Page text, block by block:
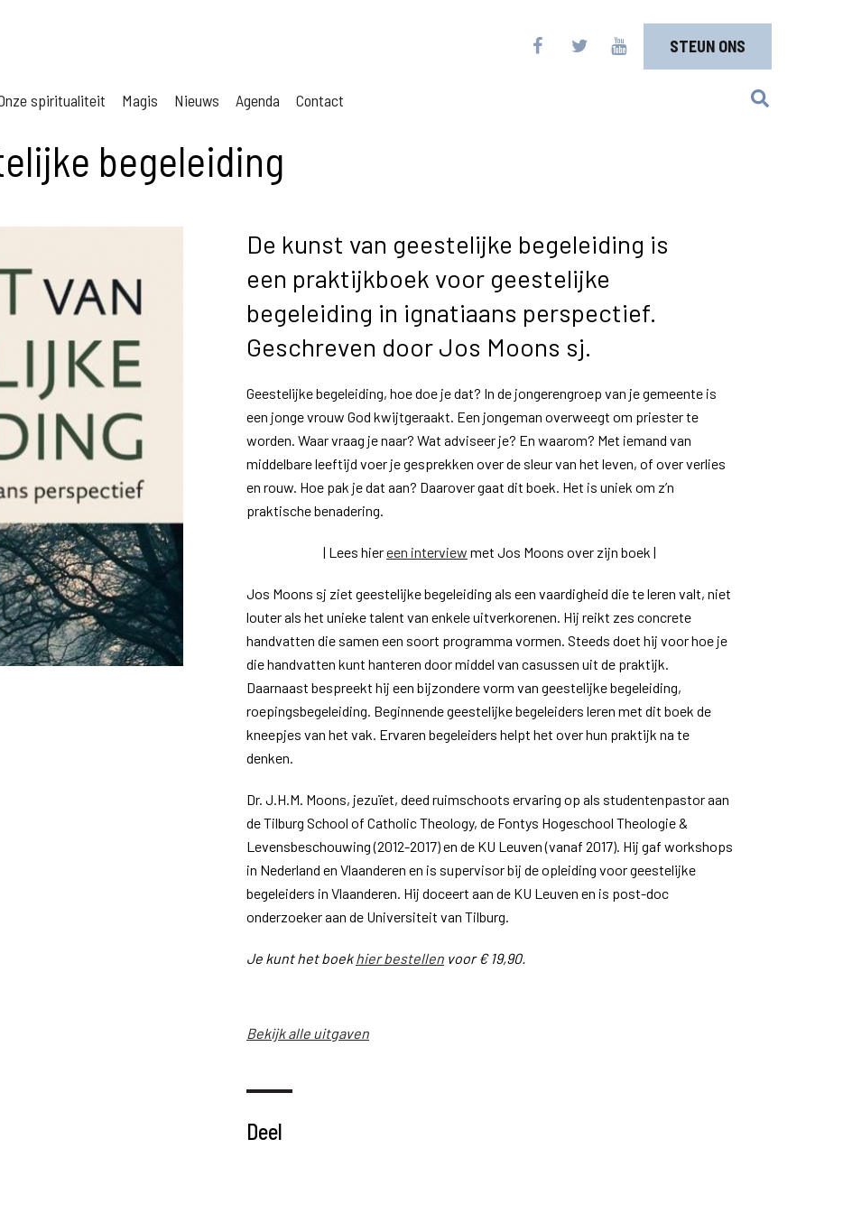
STEUN ONS
spiritualiteit Magis Nieuws Agenda Contact
begeleiding
De kunst van geestelijke begeleiding is
een praktijkboek voor geestelijke
begeleiding in ignatiaans perspectief.
Geschreven door Jos Moons sj.
Geestelijke begeleiding, hoe doe je dat? In de jongerengroep van je gemeente is
een jonge vrouw God kwijtgeraakt. Een jongeman overweegt om priester te
worden. Waar vraag je naar? Wat adviseer je? En waarom? Met iemand van
middelbare leeftijd voer je gesprekken over de sleur van het leven, of over verlies
en rouw. Hoe pak je dat aan? Daarover gaat dit boek. Het is uniek om z’n
praktische benadering.
| Lees hiereen interview met Jos Moons over zijn boek |
Jos Moons sj ziet geestelijke begeleiding als een vaardigheid die te leren valt, niet
louter als het unieke talent van enkele uitverkorenen. Hij reikt zes concrete
handvatten die samen een soort programma vormen. Steeds doet hij voor hoe je
die handvatten kunt hanteren door middel van casussen uit de praktijk.
Daarnaast bespreekt hij een bijzondere vorm van geestelijke begeleiding,
roepingsbegeleiding. Beginnende geestelijke begeleiders leren met dit boek de
kneepjes van het vak. Ervaren begeleiders helpt het over hun praktijk na te
denken.
Dr. J.H.M. Moons, jezuïet, deed ruimschoots ervaring op als studentenpastor aan
de Tilburg School of Catholic Theology, de Fontys Hogeschool Theologie &
Levensbeschouwing (2012-2017) en de KU Leuven (vanaf 2017). Hij gaf workshops
in Nederland en Vlaanderen en is supervisor bij de opleiding voor geestelijke
begeleiders in Vlaanderen. Hij doceert aan de KU Leuven en is post-doc
onderzoeker aan de Universiteit van Tilburg.
Je kunt het boekhier bestellen voor € 19,90.
Bekijk alle uitgaven
Deel